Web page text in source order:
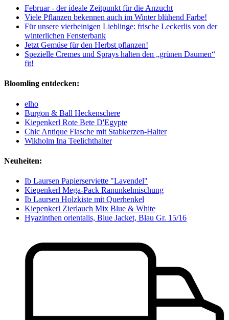
Februar - der ideale Zeitpunkt für die Anzucht
Viele Pflanzen bekennen auch im Winter blühend Farbe!
Für unsere vierbeinigen Lieblinge: frische Leckerlis von der
winterlichen Fensterbank
Jetzt Gemüse für den Herbst pflanzen!
Spezielle Cremes und Sprays halten den „grünen Daumen“
fit!
Bloomling entdecken:
elho
Burgon & Ball Heckenschere
Kiepenkerl Rote Bete D'Egypte
Chic Antique Flasche mit Stabkerzen-Halter
Wikholm Ina Teelichthalter
Neuheiten:
Ib Laursen Papierserviette "Lavendel"
Kiepenkerl Mega-Pack Ranunkelmischung
Ib Laursen Holzkiste mit Querhenkel
Kiepenkerl Zierlauch Mix Blue & White
Hyazinthen orientalis, Blue Jacket, Blau Gr. 15/16